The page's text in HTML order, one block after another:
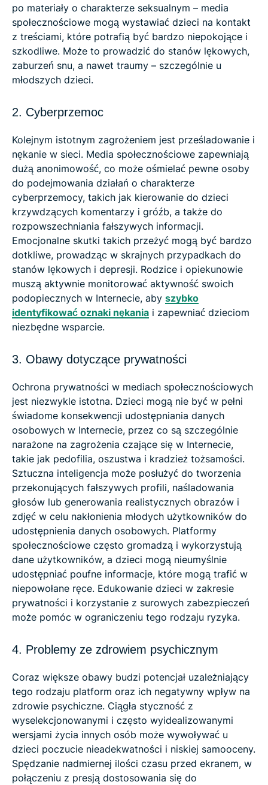
po materiały o charakterze seksualnym – media
społecznościowe mogą wystawiać dzieci na kontakt
z treściami, które potrafią być bardzo niepokojące i
szkodliwe. Może to prowadzić do stanów lękowych,
zaburzeń snu, a nawet traumy – szczególnie u
młodszych dzieci.
2. Cyberprzemoc
Kolejnym istotnym zagrożeniem jest prześladowanie i
nękanie w sieci. Media społecznościowe zapewniają
dużą anonimowość, co może ośmielać pewne osoby
do podejmowania działań o charakterze
cyberprzemocy, takich jak kierowanie do dzieci
krzywdzących komentarzy i gróźb, a także do
rozpowszechniania fałszywych informacji.
Emocjonalne skutki takich przeżyć mogą być bardzo
dotkliwe, prowadząc w skrajnych przypadkach do
stanów lękowych i depresji. Rodzice i opiekunowie
muszą aktywnie monitorować aktywność swoich
podopiecznych w Internecie, aby szybko
identyfikować oznaki nękania i zapewniać dzieciom
niezbędne wsparcie.
3. Obawy dotyczące prywatności
Ochrona prywatności w mediach społecznościowych
jest niezwykle istotna. Dzieci mogą nie być w pełni
świadome konsekwencji udostępniania danych
osobowych w Internecie, przez co są szczególnie
narażone na zagrożenia czające się w Internecie,
takie jak pedofilia, oszustwa i kradzież tożsamości.
Sztuczna inteligencja może posłużyć do tworzenia
przekonujących fałszywych profili, naśladowania
głosów lub generowania realistycznych obrazów i
zdjęć w celu nakłonienia młodych użytkowników do
udostępnienia danych osobowych. Platformy
społecznościowe często gromadzą i wykorzystują
dane użytkowników, a dzieci mogą nieumyślnie
udostępniać poufne informacje, które mogą trafić w
niepowołane ręce. Edukowanie dzieci w zakresie
prywatności i korzystanie z surowych zabezpieczeń
może pomóc w ograniczeniu tego rodzaju ryzyka.
4. Problemy ze zdrowiem psychicznym
Coraz większe obawy budzi potencjał uzależniający
tego rodzaju platform oraz ich negatywny wpływ na
zdrowie psychiczne. Ciągła styczność z
wyselekcjonowanymi i często wyidealizowanymi
wersjami życia innych osób może wywoływać u
dzieci poczucie nieadekwatności i niskiej samooceny.
Spędzanie nadmiernej ilości czasu przed ekranem, w
połączeniu z presją dostosowania się do